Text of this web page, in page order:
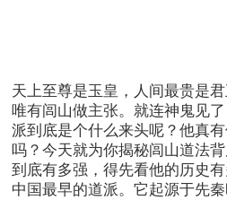
天上至尊是玉皇，人间最贵是
唯有闾山做主张。就连神鬼见
派到底是个什么来头呢？他真
吗？今天就为你揭秘闾山道法
到底有多强，得先看他的历史
中国最早的道派。它起源于先